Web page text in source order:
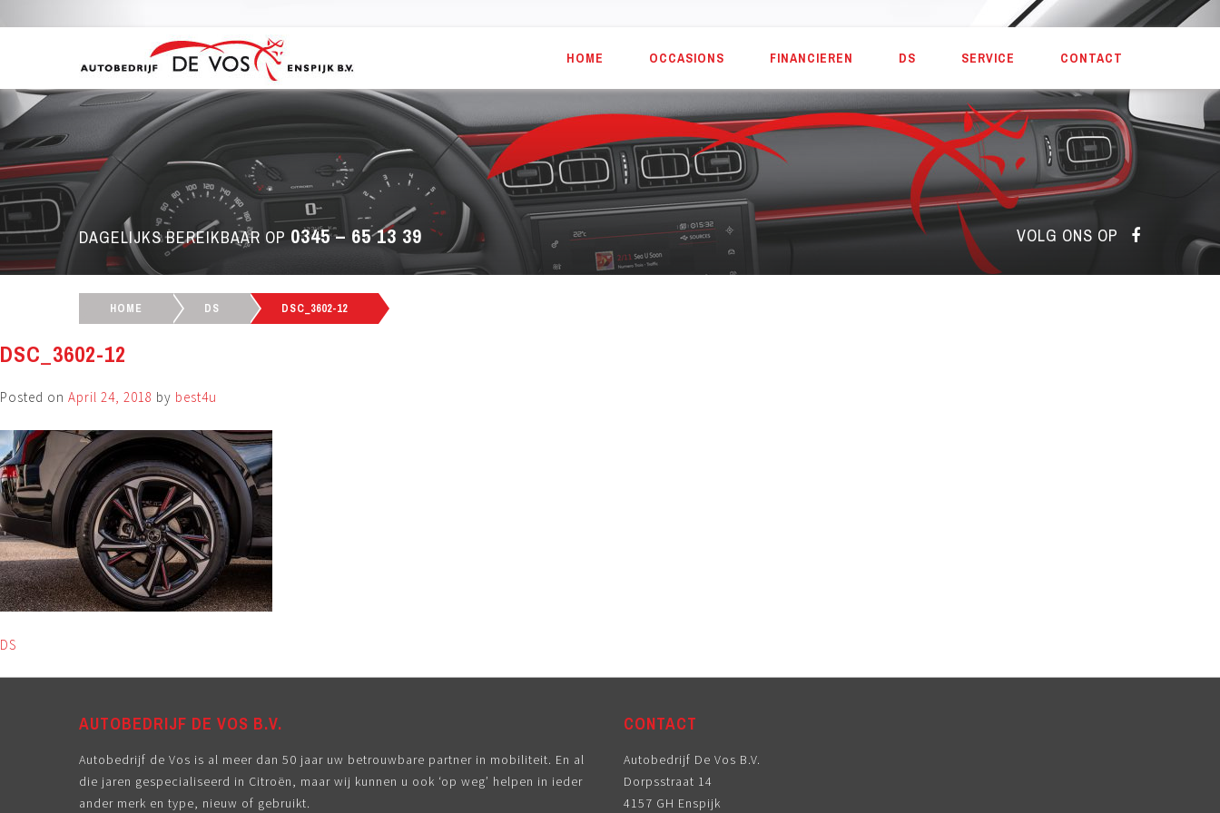
HOME OCCASIONS FINANCIEREN DS SERVICE CONTACT
DAGELIJKS BEREIKBAAR OP 0345 – 65 13 39 VOLG ONS OP
HOME DS DSC_3602-12
DSC_3602-12
Posted on April 24, 2018 by best4u
DS
CONTACT
Autobedrijf De Vos B.V.
Dorpsstraat 14
4157 GH Enspijk
AUTOBEDRIJF DE VOS B.V.
Autobedrijf de Vos is al meer dan 50 jaar uw betrouwbare partner in mobiliteit. En al
die jaren gespecialiseerd in Citroën, maar wij kunnen u ook ‘op weg’ helpen in ieder
ander merk en type, nieuw of gebruikt.